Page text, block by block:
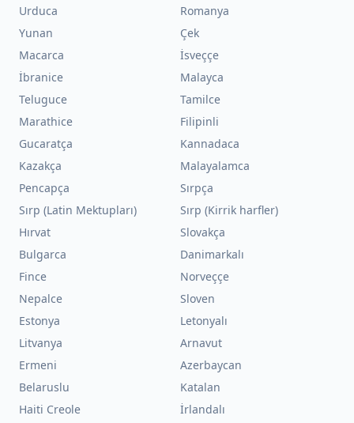
Urduca
Romanya
Yunan
Çek
Macarca
İsveççe
İbranice
Malayca
Teluguce
Tamilce
Marathice
Filipinli
Gucaratça
Kannadaca
Kazakça
Malayalamca
Pencapça
Sırpça
Sırp (Latin Mektupları)
Sırp (Kirrik harfler)
Hırvat
Slovakça
Bulgarca
Danimarkalı
Fince
Norveççe
Nepalce
Sloven
Estonya
Letonyalı
Litvanya
Arnavut
Ermeni
Azerbaycan
Belaruslu
Katalan
Haiti Creole
İrlandalı